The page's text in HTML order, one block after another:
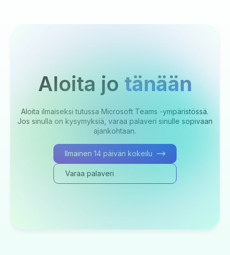
Aloita jo tänään
Aloita ilmaiseksi tutussa Microsoft Teams -ympäristössä.
Jos sinulla on kysymyksiä, varaa palaveri sinulle sopivaan
ajankohtaan.
Ilmainen 14 päivän kokeilu
Varaa palaveri